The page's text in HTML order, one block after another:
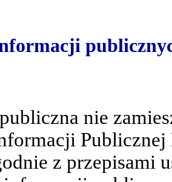
nie
Publicznej
z przepisami